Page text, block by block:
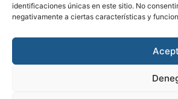
identificaciones únicas en este sitio. No
negativamente a ciertas características y